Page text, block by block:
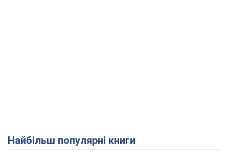
Найбільш популярні книги